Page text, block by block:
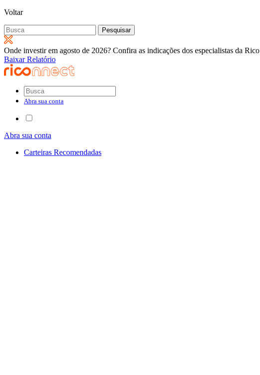
Voltar
Pesquisar
por:
Onde investir em agosto de 2026? Confira as indicações dos especialistas da Rico
Baixar Relatório
Abra sua conta
Abra sua conta
Carteiras Recomendadas